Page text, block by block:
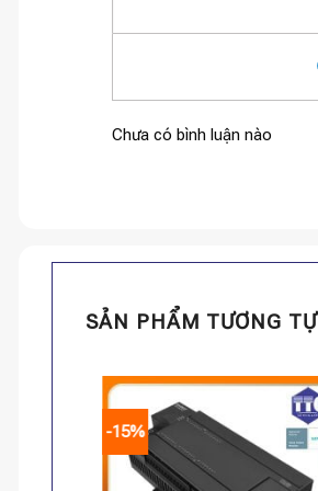
Chưa có bình luận nào
SẢN PHẨM TƯƠNG TỰ
-15%